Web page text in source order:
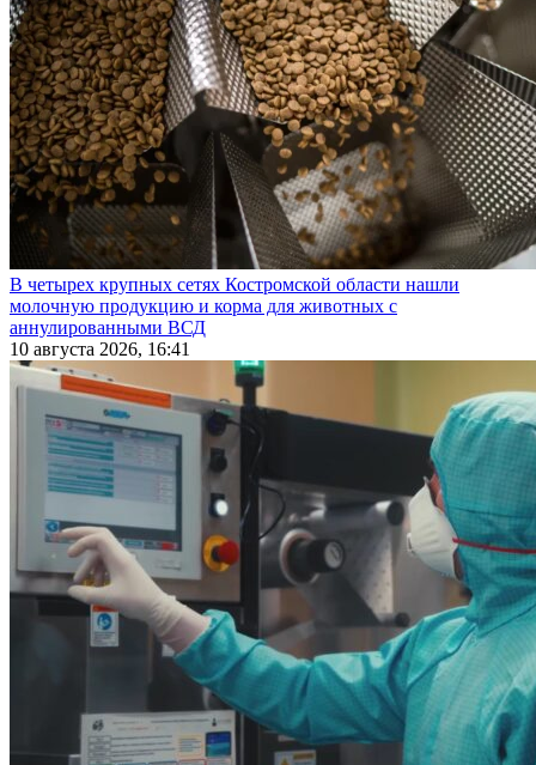
В четырех крупных сетях Костромской области нашли
молочную продукцию и корма для животных с
аннулированными ВСД
10 августа 2026, 16:41